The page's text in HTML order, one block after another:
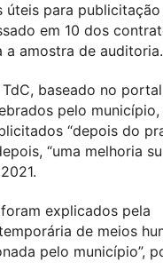
úteis para
em 10 dos
a amostra de auditoria.
baseado no portal
pelo município,
“depois do
“uma melhoria
explicados pela
de meios
pelo município”,